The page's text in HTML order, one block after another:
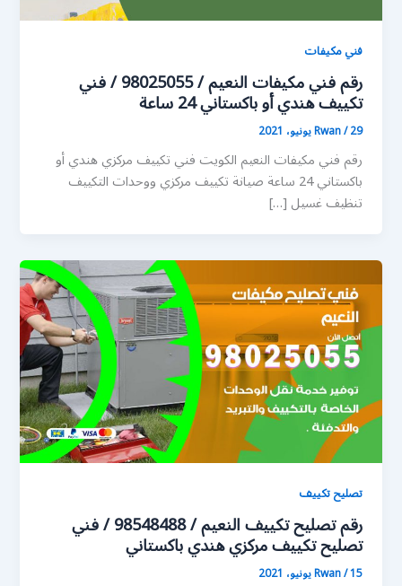
فني مكيفات
رقم فني مكيفات النعيم / 98025055 / فني
تكييف هندي أو باكستاني 24 ساعة
Rwan/29 يونيو، 2021
رقم فني مكيفات النعيم الكويت فني تكييف مركزي هندي أو
باكستاني 24 ساعة صيانة تكييف مركزي ووحدات التكييف
تنظيف غسيل […]
تصليح تكييف
رقم تصليح تكييف النعيم / 98548488 / فني
تصليح تكييف مركزي هندي باكستاني
Rwan/15 يونيو، 2021